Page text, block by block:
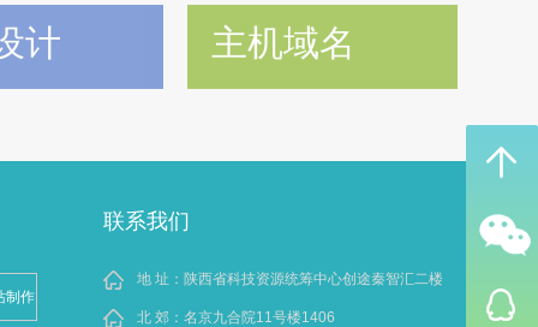
计 主机域名
制作
联系我们
地 址：陕西省科技资源统筹中心创途秦智汇二楼
北 郊：名京九合院11号楼1406